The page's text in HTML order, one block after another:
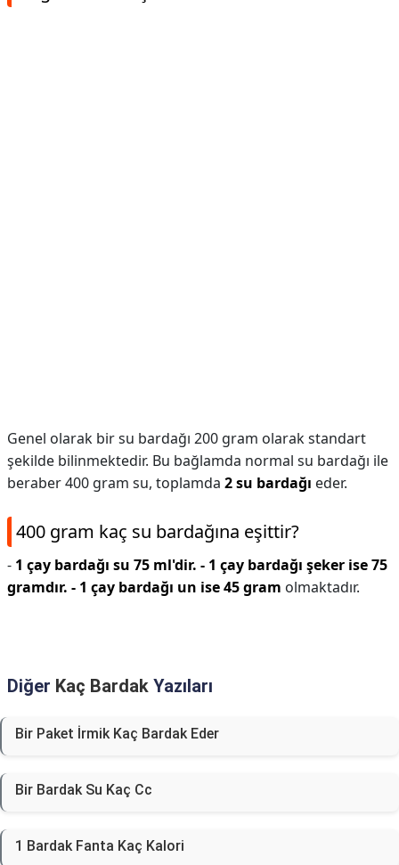
Genel olarak bir su bardağı 200 gram olarak standart
şekilde bilinmektedir. Bu bağlamda normal su bardağı ile
beraber 400 gram su, toplamda 2 su bardağı eder.
400 gram kaç su bardağına eşittir?
- 1 çay bardağı su 75 ml'dir. - 1 çay bardağı şeker ise 75
gramdır. - 1 çay bardağı un ise 45 gram olmaktadır.
Diğer Kaç Bardak Yazıları
Bir Paket İrmik Kaç Bardak Eder
Bir Bardak Su Kaç Cc
1 Bardak Fanta Kaç Kalori